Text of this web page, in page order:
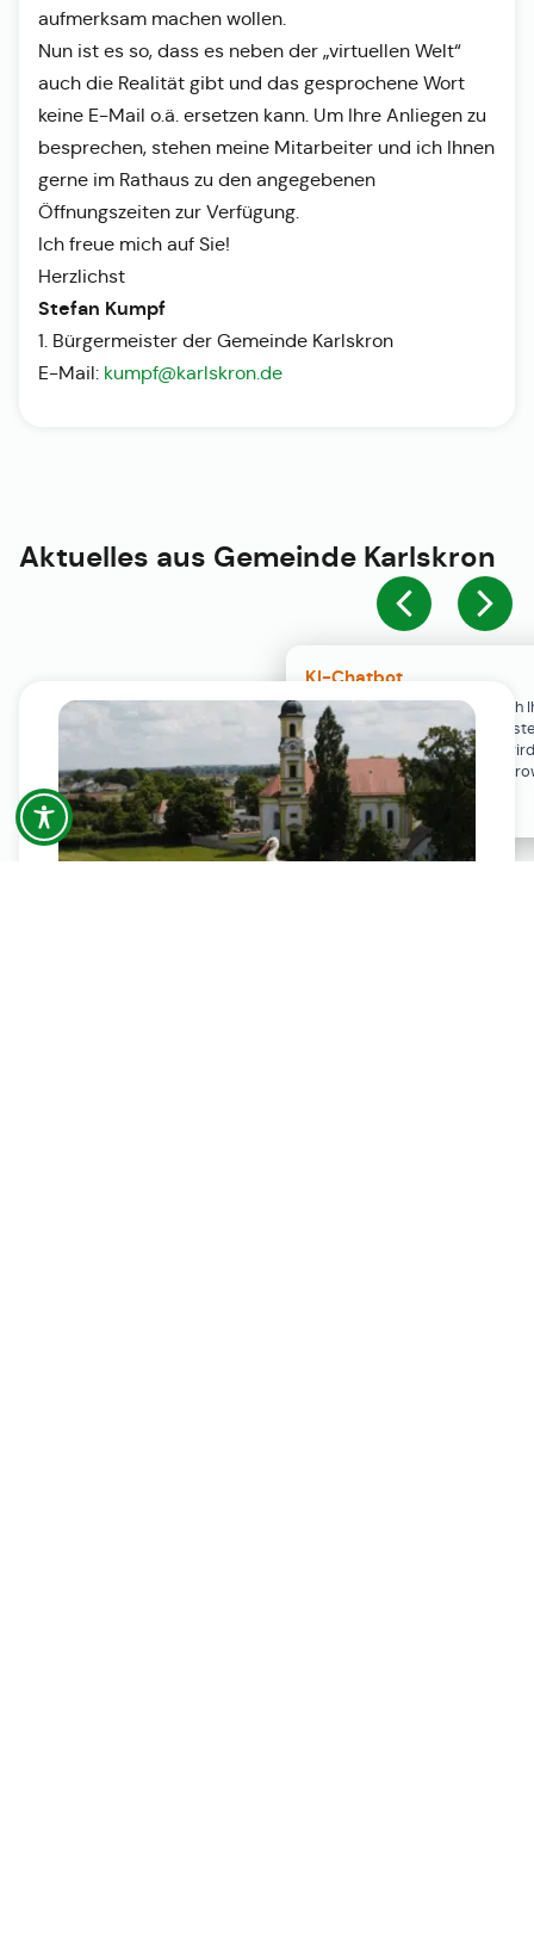
KI-Chatbot
Der KI-Chatbot steht erst nach
Einwilligung in den Cookie-
Verfügung. Der Chat-Verlauf
ausschließlich lokal in Ihrem
gespeichert.
aufmerksam machen wollen.
Nun ist es so, dass es neben der „virtuellen Welt“
auch die Realität gibt und das gesprochene Wort
keine E-Mail o.ä. ersetzen kann. Um Ihre Anliegen zu
besprechen, stehen meine Mitarbeiter und ich Ihnen
gerne im Rathaus zu den angegebenen
Öffnungszeiten zur Verfügung.
Ich freue mich auf Sie!
Herzlichst
Stefan Kumpf
1. Bürgermeister der Gemeinde Karlskron
E-Mail: kumpf@karlskron.de
Aktuelles aus Gemeinde Karlskron